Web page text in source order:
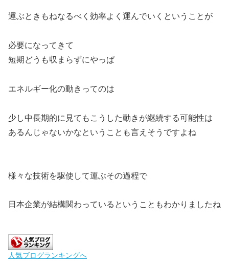
運ぶときもねなるべく効率よく運んでいくということが
必要になってきて
短期どうも収まらずにやっぱ
エネルギー化の動きってのは
少し中長期的に見てもこうした動きが継続する可能性は
あるんじゃないかなということも言えそうですよね
様々な技術を駆使して運ぶその過程で
日本企業が結構関わっているということもわかりましたね
人気ブログランキングへ